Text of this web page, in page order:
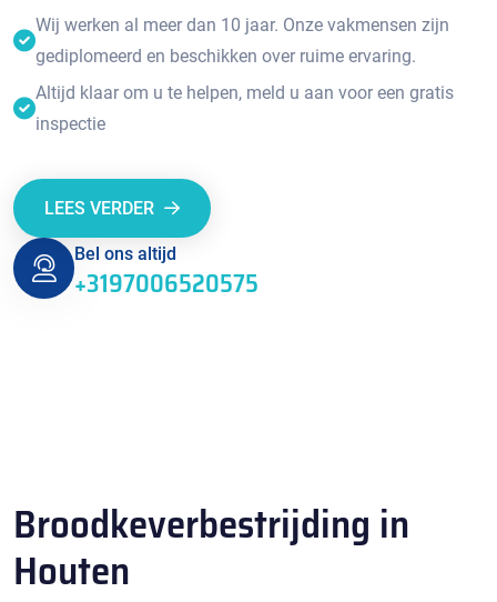
Wij werken al meer dan 10 jaar. Onze vakmensen zijn
gediplomeerd en beschikken over ruime ervaring.
Altijd klaar om u te helpen, meld u aan voor een gratis
inspectie
LEES VERDER
Bel ons altijd
+3197006520575
Broodkeverbestrijding in
Houten